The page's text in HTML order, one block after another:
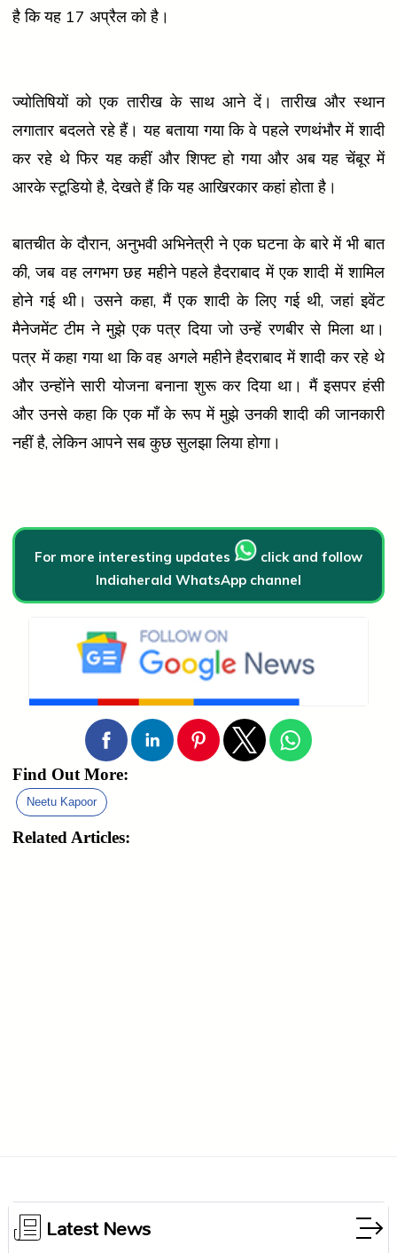
है कि यह 17 अप्रैल को है।
ज्योतिषियों को एक तारीख के साथ आने दें। तारीख और स्थान
लगातार बदलते रहे हैं। यह बताया गया कि वे पहले रणथंभौर में शादी
कर रहे थे फिर यह कहीं और शिफ्ट हो गया और अब यह चेंबूर में
आरके स्टूडियो है, देखते हैं कि यह आखिरकार कहां होता है।
बातचीत के दौरान, अनुभवी अभिनेत्री ने एक घटना के बारे में भी बात
की, जब वह लगभग छह महीने पहले हैदराबाद में एक शादी में शामिल
होने गई थी। उसने कहा, मैं एक शादी के लिए गई थी, जहां इवेंट
मैनेजमेंट टीम ने मुझे एक पत्र दिया जो उन्हें रणबीर से मिला था।
पत्र में कहा गया था कि वह अगले महीने हैदराबाद में शादी कर रहे थे
और उन्होंने सारी योजना बनाना शुरू कर दिया था। मैं इसपर हंसी
और उनसे कहा कि एक माँ के रूप में मुझे उनकी शादी की जानकारी
नहीं है, लेकिन आपने सब कुछ सुलझा लिया होगा।
For more interesting updates
click and follow
Indiaherald WhatsApp channel
Find Out More:
Neetu Kapoor
Related Articles:
Latest News